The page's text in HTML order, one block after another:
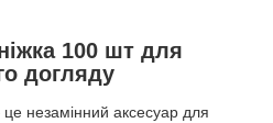
100 шт для
догляду
незамінний аксесуар для